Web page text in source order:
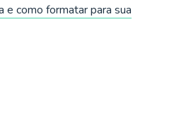
e como formatar para sua